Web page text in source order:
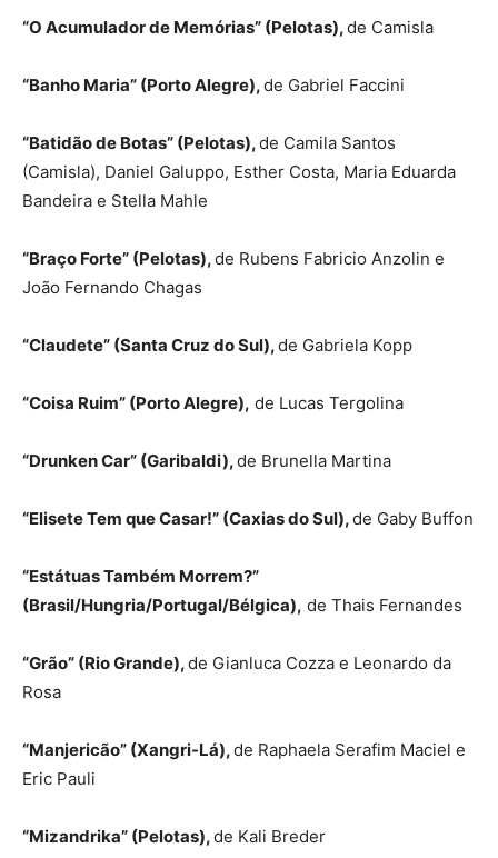
“O Acumulador de Memórias” (Pelotas),de Camisla
“Banho Maria” (Porto Alegre),de Gabriel Faccini
“Batidão de Botas” (Pelotas),de Camila Santos
(Camisla), Daniel Galuppo, Esther Costa, Maria Eduarda
Bandeira e Stella Mahle
“Braço Forte” (Pelotas),de Rubens Fabricio Anzolin e
João Fernando Chagas
“Claudete” (Santa Cruz do Sul),de Gabriela Kopp
“Coisa Ruim” (Porto Alegre), de Lucas Tergolina
“Drunken Car” (Garibaldi),de Brunella Martina
“Elisete Tem que Casar!” (Caxias do Sul),de Gaby Buffon
“Estátuas Também Morrem?”
(Brasil/Hungria/Portugal/Bélgica), de Thais Fernandes
“Grão” (Rio Grande),de Gianluca Cozza e Leonardo da
Rosa
“Manjericão” (Xangri-Lá),de Raphaela Serafim Maciel e
Eric Pauli
“Mizandrika” (Pelotas),de Kali Breder